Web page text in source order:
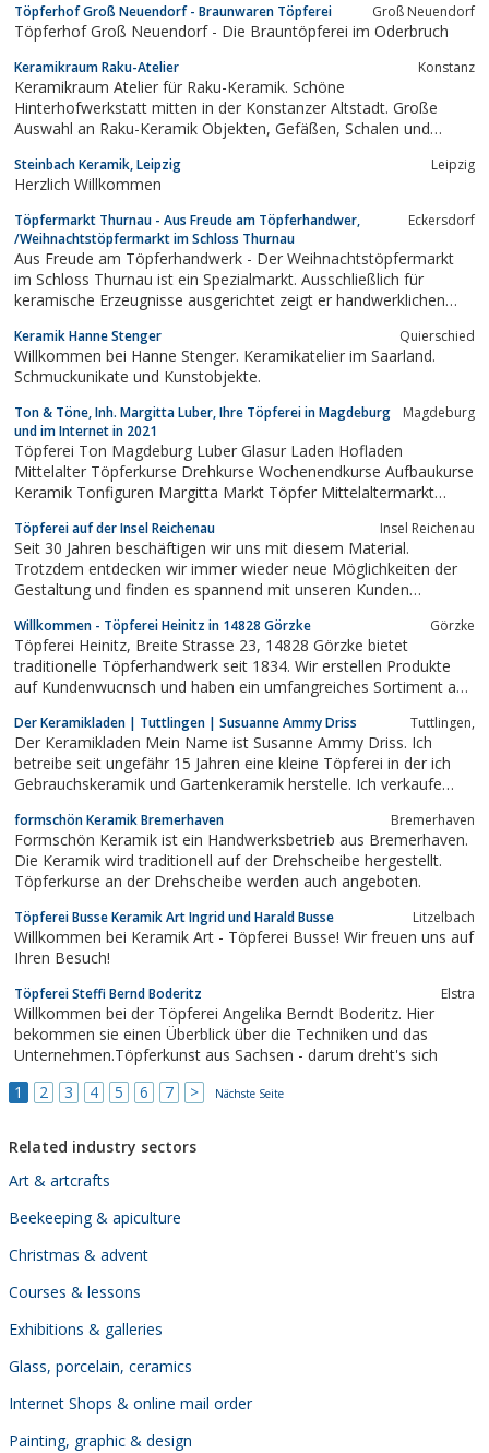
Töpferhof Groß Neuendorf - Braunwaren Töpferei Groß Neuendorf
Töpferhof Groß Neuendorf - Die Brauntöpferei im Oderbruch
Keramikraum Raku-Atelier Konstanz
Keramikraum Atelier für Raku-Keramik. Schöne
Hinterhofwerkstatt mitten in der Konstanzer Altstadt. Große
Auswahl an Raku-Keramik Objekten, Gefäßen, Schalen und
Onlineshop.
Steinbach Keramik, Leipzig Leipzig
Herzlich Willkommen
Töpfermarkt Thurnau - Aus Freude am Töpferhandwer,
/Weihnachtstöpfermarkt im Schloss Thurnau
Eckersdorf
Aus Freude am Töpferhandwerk - Der Weihnachtstöpfermarkt
im Schloss Thurnau ist ein Spezialmarkt. Ausschließlich für
keramische Erzeugnisse ausgerichtet zeigt er handwerklichen
Gebrauchskeramik bis zum wertvollen Einzelstück.
Keramik Hanne Stenger Quierschied
Willkommen bei Hanne Stenger. Keramikatelier im Saarland.
Schmuckunikate und Kunstobjekte.
Ton & Töne, Inh. Margitta Luber, Ihre Töpferei in Magdeburg
und im Internet in 2021
Magdeburg
Töpferei Ton Magdeburg Luber Glasur Laden Hofladen
Mittelalter Töpferkurse Drehkurse Wochenendkurse Aufbaukurse
Keramik Tonfiguren Margitta Markt Töpfer Mittelaltermarkt
Töpferei auf der Insel Reichenau Insel Reichenau
Seit 30 Jahren beschäftigen wir uns mit diesem Material.
Trotzdem entdecken wir immer wieder neue Möglichkeiten der
Gestaltung und finden es spannend mit unseren Kunden
fachkundigen Mitarbeitern zu realisieren. Neben unserer Töpferei
in Nürnberg und unserem Laden im Handwerkerhof in...
Willkommen - Töpferei Heinitz in 14828 Görzke Görzke
Töpferei Heinitz, Breite Strasse 23, 14828 Görzke bietet
traditionelle Töpferhandwerk seit 1834. Wir erstellen Produkte
auf Kundenwucnsch und haben ein umfangreiches Sortiment an
Der Keramikladen | Tuttlingen | Susuanne Ammy Driss Tuttlingen,
Der Keramikladen Mein Name ist Susanne Ammy Driss. Ich
betreibe seit ungefähr 15 Jahren eine kleine Töpferei in der ich
Gebrauchskeramik und Gartenkeramik herstelle. Ich verkaufe
Kunsthandwerkermärkten im Umkreis und biete mittlerweile auch
Töpferkurse an.
formschön Keramik Bremerhaven Bremerhaven
Formschön Keramik ist ein Handwerksbetrieb aus Bremerhaven.
Die Keramik wird traditionell auf der Drehscheibe hergestellt.
Töpferkurse an der Drehscheibe werden auch angeboten.
Töpferei Busse Keramik Art Ingrid und Harald Busse Litzelbach
Willkommen bei Keramik Art - Töpferei Busse! Wir freuen uns auf
Ihren Besuch!
Töpferei Steffi Bernd Boderitz Elstra
Willkommen bei der Töpferei Angelika Berndt Boderitz. Hier
bekommen sie einen Überblick über die Techniken und das
Unternehmen.Töpferkunst aus Sachsen - darum dreht's sich
1
2 3 4 5 6 7 > Nächste Seite
Related industry sectors
Art & artcrafts
Beekeeping & apiculture
Christmas & advent
Courses & lessons
Exhibitions & galleries
Glass, porcelain, ceramics
Internet Shops & online mail order
Painting, graphic & design